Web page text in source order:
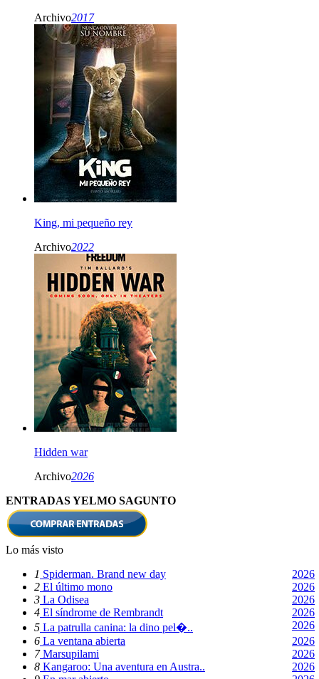
Archivo2017
King, mi pequeño rey
Archivo2022
Hidden war
Archivo2026
ENTRADAS YELMO SAGUNTO
Lo más visto
1 Spiderman. Brand new day
2026
2 El último mono
2026
3 La Odisea
2026
4 El síndrome de Rembrandt
2026
5 La patrulla canina: la dino pel�..
2026
6 La ventana abierta
2026
7Marsupilami
2026
8 Kangaroo: Una aventura en Austra..
2026